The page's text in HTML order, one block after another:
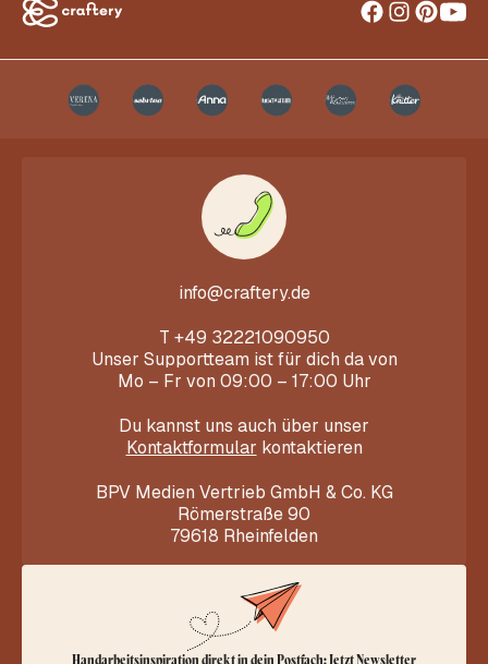
info@craftery.de
T +49 32221090950
Unser Supportteam ist für dich da von
Mo – Fr von 09:00 – 17:00 Uhr
Du kannst uns auch über unser
Kontaktformular kontaktieren
BPV Medien Vertrieb GmbH & Co. KG
Römerstraße 90
79618 Rheinfelden
Handarbeitsinspiration direkt in dein Postfach: Jetzt Newsletter